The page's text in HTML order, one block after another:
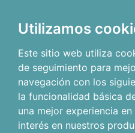
Utilizamos
Este sitio web utiliza
de seguimiento para
navegación con los
la funcionalidad básica
una mejor experiencia
interés en nuestros